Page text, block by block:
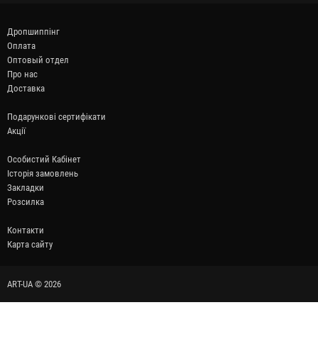
Дропшиппінг
Оплата
Оптовый отдел
Про нас
Доставка
Подарункові сертифікати
Акції
Особистий Кабінет
Історія замовлень
Закладки
Розсилка
Контакти
Карта сайту
ART-UA © 2026